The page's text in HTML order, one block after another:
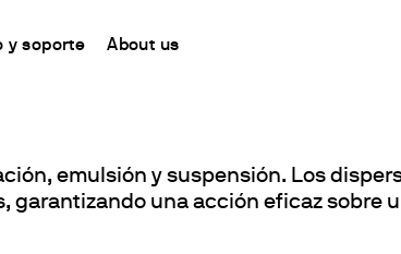
y calefacción
y soporte
Contáctanos Acceso a la
About us
国 English
English
Español
emulsión y suspensión. Los
una acción eficaz sobre